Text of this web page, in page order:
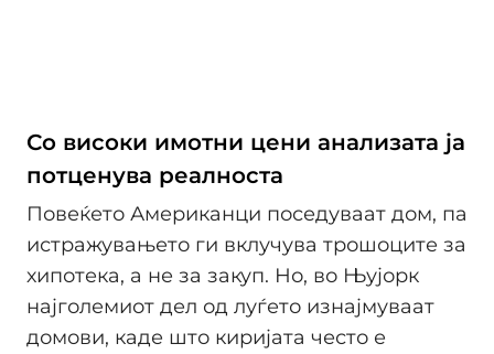
Со високи имотни цени анализата ја
потценува реалноста
Повеќето Американци поседуваат дом, па
истражувањето ги вклучува трошоците за
хипотека, а не за закуп. Но, во Њујорк
најголемиот дел од луѓето изнајмуваат
домови, каде што киријата често е